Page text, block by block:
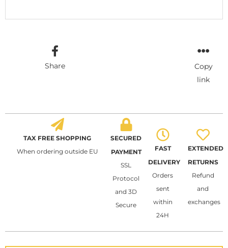
Share
Copy
link
TAX FREE SHOPPING
When ordering outside EU
SECURED
PAYMENT
SSL
Protocol
and 3D
Secure
FAST
DELIVERY
Orders
sent
within
24H
EXTENDED
RETURNS
Refund
and
exchanges